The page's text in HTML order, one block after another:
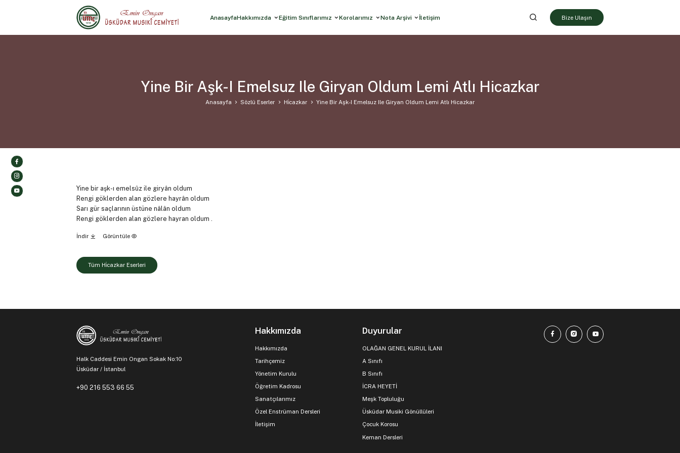
AnasayfaHakkımızda Eğitim Sınıflarımız Korolarımız Nota Arşivi İletişim Bize Ulaşın
Yine Bir Aşk-I Emelsuz Ile Giryan Oldum Lemi Atlı Hicazkar
Anasayfa Sözlü Eserler Hi̇cazkar Yine Bir Aşk-I Emelsuz Ile Giryan Oldum Lemi Atlı Hicazkar
Yine bir aşk-ı emelsûz ile giryân oldum
Rengi göklerden alan gözlere hayrân oldum
Sarı gür saçlarının üstüne nâlân oldum
Rengi göklerden alan gözlere hayran oldum .
İndir Görüntüle
Tüm Hi̇cazkar Eserleri
Halk Caddesi Emin Ongan Sokak No:10
Üsküdar / İstanbul
+90 216 553 66 55
Hakkımızda
Hakkımızda
Tarihçemiz
Yönetim Kurulu
Öğretim Kadrosu
Sanatçılarımız
Özel Enstrüman Dersleri
İletişim
Duyurular
OLAĞAN GENEL KURUL İLANI
A Sınıfı
B Sınıfı
İCRA HEYETİ
Meşk Topluluğu
Üsküdar Musiki Gönüllüleri
Çocuk Korosu
Keman Dersleri